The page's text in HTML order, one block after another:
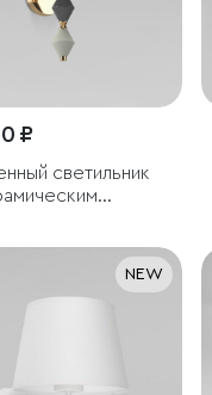
₽
светильник
NEW